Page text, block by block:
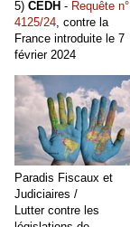
5) CEDH - Requête n°
4125/24, contre la
France introduite le 7
février 2024
Paradis Fiscaux et
Judiciaires /
Lutter contre les